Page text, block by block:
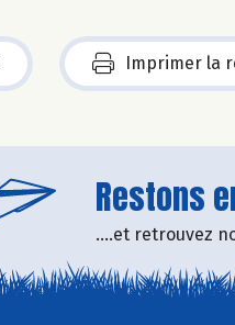
Imprimer la
Restons
....et retrouvez